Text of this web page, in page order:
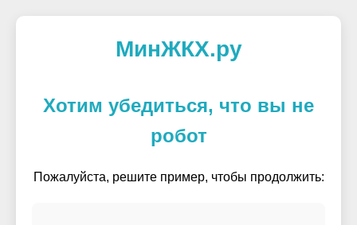
МинЖКХ.ру
Хотим убедиться, что вы не
робот
Пожалуйста, решите пример, чтобы продолжить: